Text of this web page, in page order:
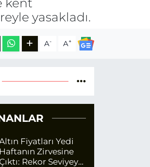
kent
yasakladı.
A- A+
Fiyatları Yedi
Haftanın Zirvesine
Çıktı: Rekor Seviyeye